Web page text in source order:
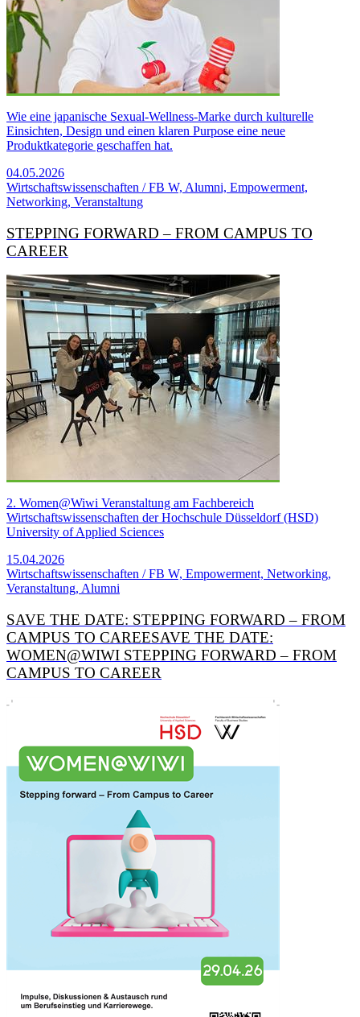
​​​​​​​Wie eine japanische Sexual-Wellness-Marke durch kulturelle
Einsichten, Design und einen klaren Purpose eine neue
Produktkategorie geschaffen hat​.
04.05.2026
Wirtschaftswissenschaften / FB W, Alumni, Empowerment,
Networking, Veranstaltung
STEPPING FORWARD – FROM CAMPUS TO
CAREER
2. Women@Wiwi Veranstaltung am Fachbereich
Wirtschaftswissenschaften der Hochschule Düsseldorf (HSD)
University of Applied Sciences
15.04.2026
Wirtschaftswissenschaften / FB W, Empowerment, Networking,
Veranstaltung, Alumni
SAVE THE DATE: STEPPING FORWARD – FROM
CAMPUS TO CAREESAVE THE DATE:
WOMEN@WIWI STEPPING FORWARD – FROM
CAMPUS TO CAREER